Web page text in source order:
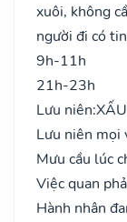
xuôi, không
người đi có
9h-11h
21h-23h
Lưu niên:XẤU
Lưu niên mọi
Mưu cầu lúc
Việc quan
Hành nhân